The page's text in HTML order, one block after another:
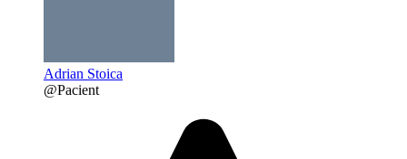
Adrian Stoica
@Pacient